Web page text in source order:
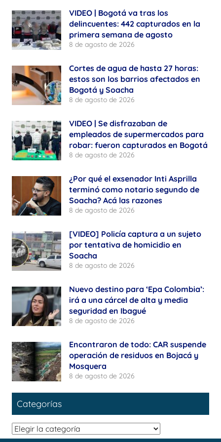
VIDEO | Bogotá va tras los
delincuentes: 442 capturados en la
primera semana de agosto
8 de agosto de 2026
Cortes de agua de hasta 27 horas:
estos son los barrios afectados en
Bogotá y Soacha
8 de agosto de 2026
VIDEO | Se disfrazaban de
empleados de supermercados para
robar: fueron capturados en Bogotá
8 de agosto de 2026
¿Por qué el exsenador Inti Asprilla
terminó como notario segundo de
Soacha? Acá las razones
8 de agosto de 2026
[VIDEO] Policía captura a un sujeto
por tentativa de homicidio en
Soacha
8 de agosto de 2026
Nuevo destino para ‘Epa Colombia’:
irá a una cárcel de alta y media
seguridad en Ibagué
8 de agosto de 2026
Encontraron de todo: CAR suspende
operación de residuos en Bojacá y
Mosquera
8 de agosto de 2026
Categorías
Categorías